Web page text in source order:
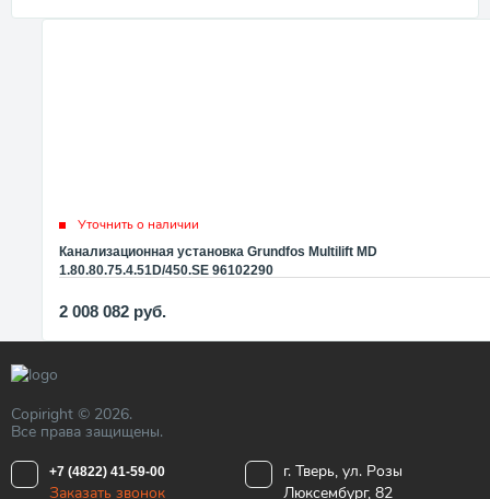
Уточнить о наличии
Канализационная установка Grundfos Multilift MD
1.80.80.75.4.51D/450.SE 96102290
2 008 082 руб.
Copiright © 2026.
Все права защищены.
+7 (4822) 41-59-00
Заказать звонок
г. Тверь, ул. Розы
Люксембург, 82